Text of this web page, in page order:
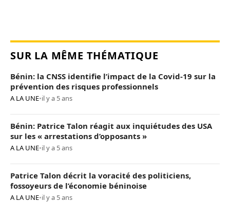
SUR LA MÊME THÉMATIQUE
Bénin: la CNSS identifie l’impact de la Covid-19 sur la
prévention des risques professionnels
A LA UNE•il y a 5 ans
Bénin: Patrice Talon réagit aux inquiétudes des USA
sur les « arrestations d’opposants »
A LA UNE•il y a 5 ans
Patrice Talon décrit la voracité des politiciens,
fossoyeurs de l’économie béninoise
A LA UNE•il y a 5 ans